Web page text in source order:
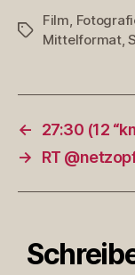
Schlagwörter
Film
Mittelformat,
←
27:30 (12
→
RT